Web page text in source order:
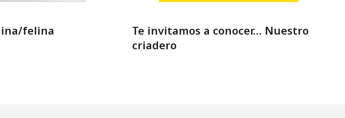
felina
Te invitamos a conocer… Nuestro
criadero